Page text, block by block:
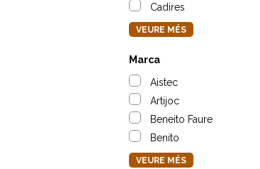
Cadires
VEURE MÉS
Marca
Aistec
Artijoc
Beneito Faure
Benito
VEURE MÉS